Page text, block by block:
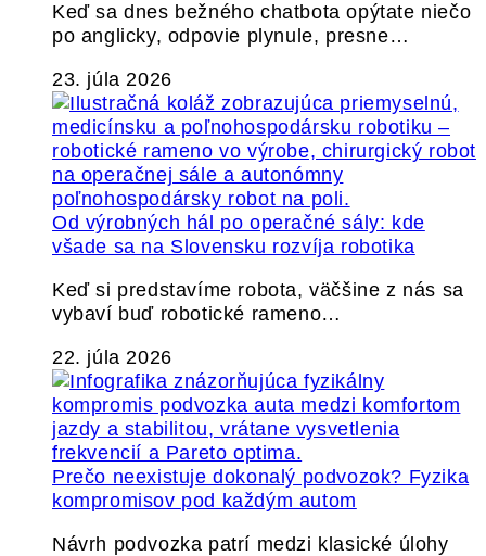
Keď sa dnes bežného chatbota opýtate niečo
po anglicky, odpovie plynule, presne…
23. júla 2026
Od výrobných hál po operačné sály: kde
všade sa na Slovensku rozvíja robotika
Keď si predstavíme robota, väčšine z nás sa
vybaví buď robotické rameno…
22. júla 2026
Prečo neexistuje dokonalý podvozok? Fyzika
kompromisov pod každým autom
Návrh podvozka patrí medzi klasické úlohy